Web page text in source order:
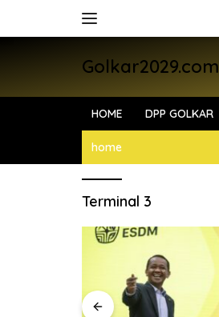
Golkar2029.com
HOME DPP GOLKAR
home
Terminal 3